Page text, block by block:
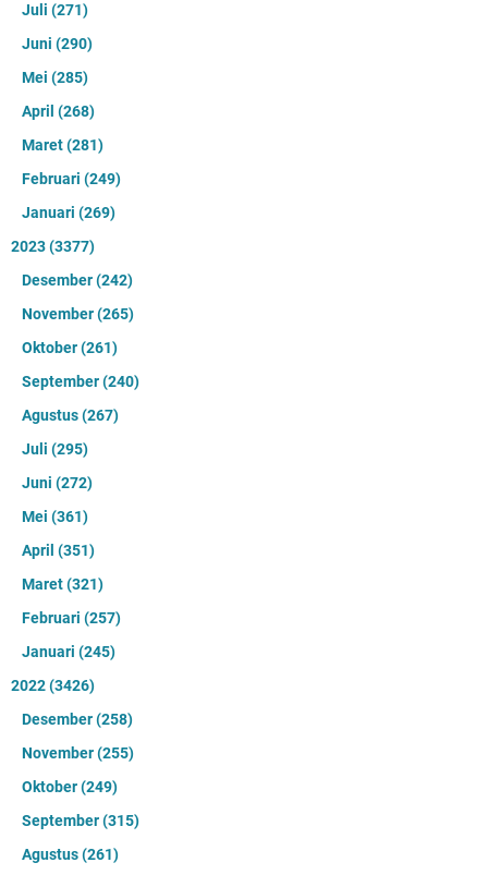
Juli (271)
Juni (290)
Mei (285)
April (268)
Maret(281)
Februari (249)
Januari (269)
2023(3377)
Desember(242)
November(265)
Oktober(261)
September(240)
Agustus(267)
Juli (295)
Juni (272)
Mei (361)
April (351)
Maret(321)
Februari (257)
Januari (245)
2022(3426)
Desember(258)
November(255)
Oktober(249)
September(315)
Agustus(261)